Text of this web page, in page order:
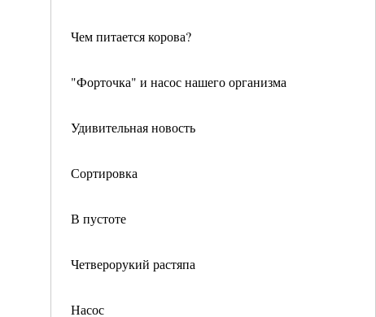
Чем питается корова?
"Форточка" и насос нашего организма
Удивительная новость
Сортировка
В пустоте
Четверорукий растяпа
Насос